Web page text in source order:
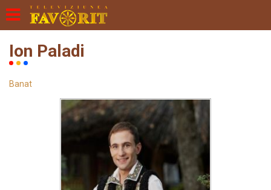
Ion Paladi
Banat